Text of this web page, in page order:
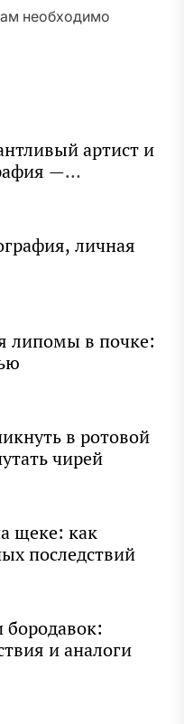
необходимо
артист и
—
и
жизни!
личная
липомы в почке:
в ротовой
чирей
щеке: как
последствий
и аналоги